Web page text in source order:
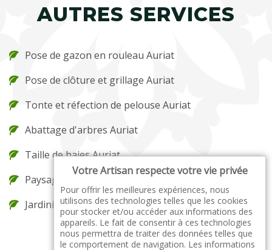
AUTRES SERVICES
Pose de gazon en rouleau Auriat
Pose de clôture et grillage Auriat
Tonte et réfection de pelouse Auriat
Abattage d'arbres Auriat
Taille de haies Auriat
Paysagiste Auriat
Jardinier Auriat
Votre Artisan respecte votre vie privée
Pour offrir les meilleures expériences, nous
utilisons des technologies telles que les cookies
pour stocker et/ou accéder aux informations des
appareils. Le fait de consentir à ces technologies
nous permettra de traiter des données telles que
le comportement de navigation. Les informations